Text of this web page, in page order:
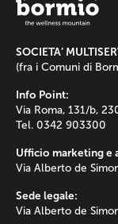
SOCIETA’
(fra i Comuni di
Info Point:
Via Roma, 131/b,
Tel. 0342 903300
Ufficio marketing e
Via Alberto de
Sede legale:
Via Alberto de